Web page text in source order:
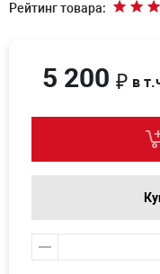
Рейтинг товара:
5 200 ₽ в